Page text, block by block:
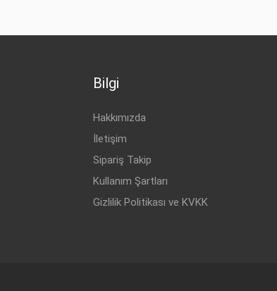
DİZEL 1.5 CDTI
Bilgi
Hakkımızda
İletişim
Sipariş Takip
Kullanım Şartları
Gizlilik Politikası ve KVKK